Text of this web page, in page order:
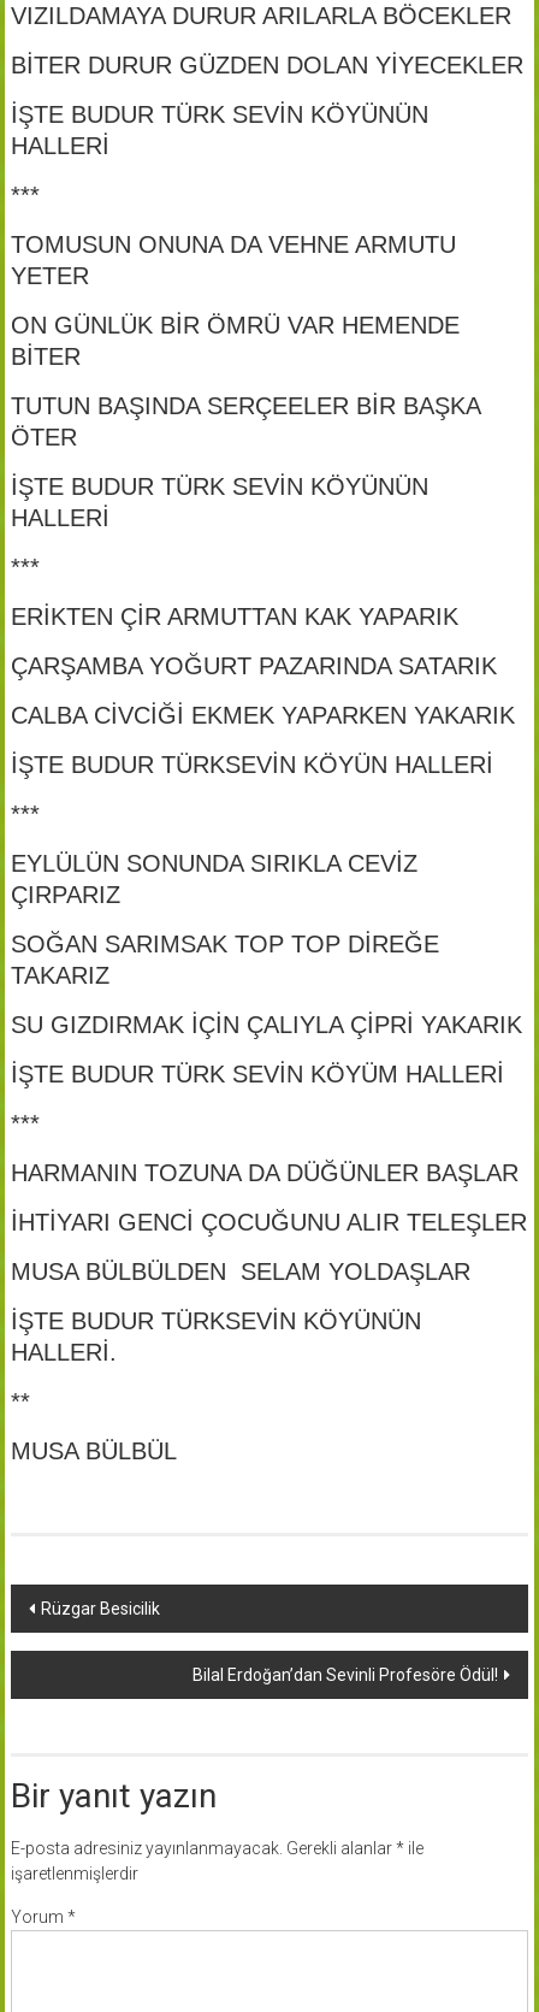
VIZILDAMAYA DURUR ARILARLA BÖCEKLER
BİTER DURUR GÜZDEN DOLAN YİYECEKLER
İŞTE BUDUR TÜRK SEVİN KÖYÜNÜN
HALLERİ
***
TOMUSUN ONUNA DA VEHNE ARMUTU
YETER
ON GÜNLÜK BİR ÖMRÜ VAR HEMENDE
BİTER
TUTUN BAŞINDA SERÇEELER BİR BAŞKA
ÖTER
İŞTE BUDUR TÜRK SEVİN KÖYÜNÜN
HALLERİ
***
ERİKTEN ÇİR ARMUTTAN KAK YAPARIK
ÇARŞAMBA YOĞURT PAZARINDA SATARIK
CALBA CİVCİĞİ EKMEK YAPARKEN YAKARIK
İŞTE BUDUR TÜRKSEVİN KÖYÜN HALLERİ
***
EYLÜLÜN SONUNDA SIRIKLA CEVİZ
ÇIRPARIZ
SOĞAN SARIMSAK TOP TOP DİREĞE
TAKARIZ
SU GIZDIRMAK İÇİN ÇALIYLA ÇİPRİ YAKARIK
İŞTE BUDUR TÜRK SEVİN KÖYÜM HALLERİ
***
HARMANIN TOZUNA DA DÜĞÜNLER BAŞLAR
İHTİYARI GENCİ ÇOCUĞUNU ALIR TELEŞLER
MUSA BÜLBÜLDEN SELAM YOLDAŞLAR
İŞTE BUDUR TÜRKSEVİN KÖYÜNÜN
HALLERİ.
**
MUSA BÜLBÜL
Yazı
dolaşımı
Rüzgar Besicilik
Bilal Erdoğan’dan Sevinli Profesöre Ödül!
Bir yanıt yazın
E-posta adresiniz yayınlanmayacak. Gerekli alanlar*ile
işaretlenmişlerdir
Yorum *